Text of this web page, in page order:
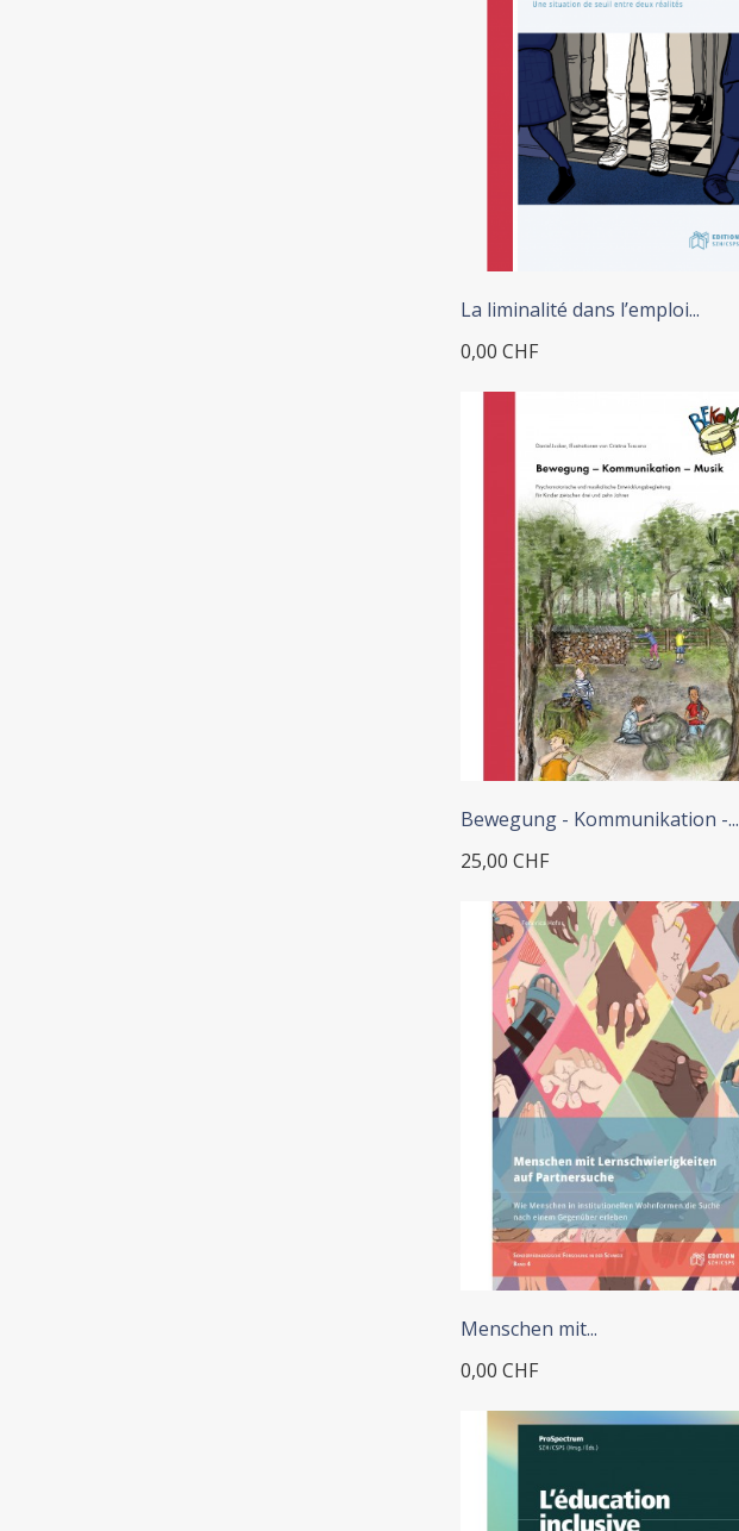
La liminalité dans l’emploi...
0,00 CHF
+ ADD TO CART
Bewegung - Kommunikation -...
25,00 CHF
Menschen mit...
0,00 CHF